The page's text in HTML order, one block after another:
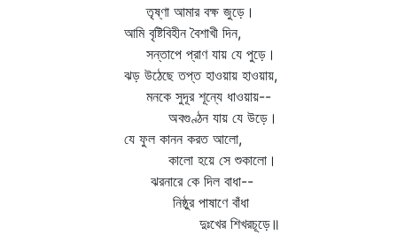
তৃষ্ণা আমার বক্ষ জুড়ে।
আমি বৃষ্টিবিহীন বৈশাখী দিন,
সন্তাপে প্রাণ যায় যে পুড়ে।
ঝড় উঠেছে তপ্ত হাওয়ায় হাওয়ায়,
মনকে সুদূর শূন্যে ধাওয়ায়--
অবগুণ্ঠন যায় যে উড়ে।
যে ফুল কানন করত আলো,
কালো হয়ে সে শুকালো।
ঝরনারে কে দিল বাধা--
নিষ্ঠুর পাষাণে বাঁধা
দুঃখের শিখরচূড়ে॥